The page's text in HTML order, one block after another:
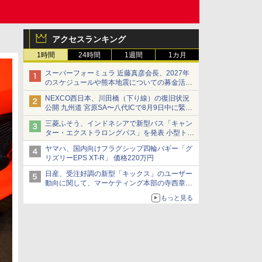
アクセスランキング
1時間 24時間 1週間 1カ月
スーパーフォーミュラ 近藤真彦会長、2027年
のスケジュールや熊本地震についての募金活動
を紹介
NEXCO西日本、川田橋（下り線）の復旧状況
公開 九州道 宮原SA〜八代ICで8月9日中に緊急
車両を通行可能に
三菱ふそう、インドネシアで新型バス「キャン
ター・エクストラロングバス」を発表 小型トラ
ックベースの観光・旅客輸送向けバス
ヤマハ、国内向けフラグシップ四輪バギー「グ
リズリーEPS XT-R」 価格220万円
日産、受注好調の新型「キックス」のユーザー
動向に関して、マーケティング本部の寺西章氏
もっと見る